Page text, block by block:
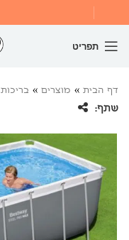
תפריט
דף הבית » מוצרים » בריכות
שתף: